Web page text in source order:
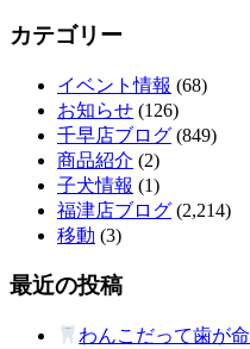
カテゴリー
イベント情報 (68)
お知らせ (126)
千早店ブログ (849)
商品紹介 (2)
子犬情報 (1)
福津店ブログ (2,214)
移動 (3)
最近の投稿
わんこだって歯が命